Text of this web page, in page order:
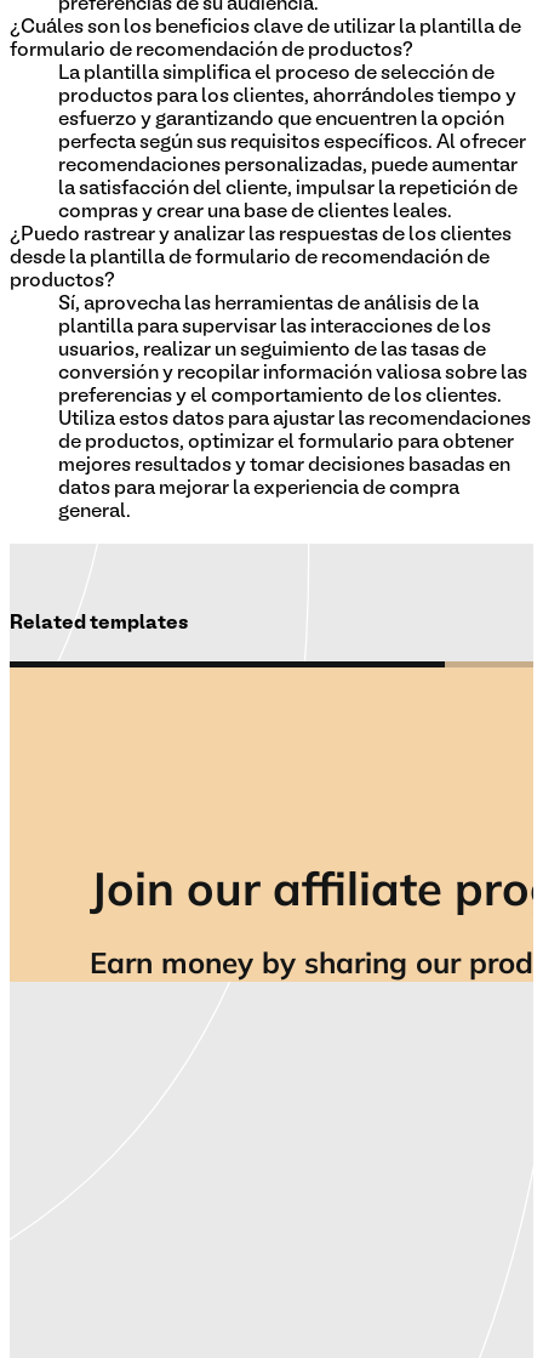
preferencias de su audiencia.
¿Cuáles son los beneficios clave de utilizar la plantilla de
formulario de recomendación de productos?
La plantilla simplifica el proceso de selección de
productos para los clientes, ahorrándoles tiempo y
esfuerzo y garantizando que encuentren la opción
perfecta según sus requisitos específicos. Al ofrecer
recomendaciones personalizadas, puede aumentar
la satisfacción del cliente, impulsar la repetición de
compras y crear una base de clientes leales.
¿Puedo rastrear y analizar las respuestas de los clientes
desde la plantilla de formulario de recomendación de
productos?
Sí, aprovecha las herramientas de análisis de la
plantilla para supervisar las interacciones de los
usuarios, realizar un seguimiento de las tasas de
conversión y recopilar información valiosa sobre las
preferencias y el comportamiento de los clientes.
Utiliza estos datos para ajustar las recomendaciones
de productos, optimizar el formulario para obtener
mejores resultados y tomar decisiones basadas en
datos para mejorar la experiencia de compra
general.
Related templates